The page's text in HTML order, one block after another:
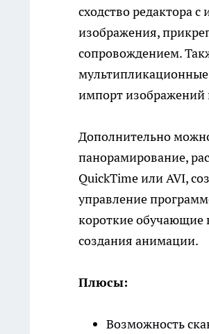
сходство редактора
изображения,
сопровождением.
импорт изображений
Дополнительно
панорамирование,
QuickTime или AVI,
управление
короткие обучающие
создания анимации.
Плюсы:
Возможность